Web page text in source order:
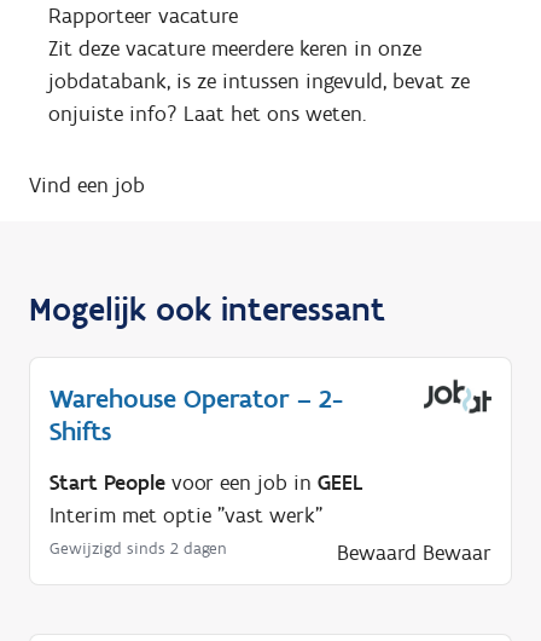
Rapporteer vacature
Zit deze vacature meerdere keren in onze
jobdatabank, is ze intussen ingevuld, bevat ze
onjuiste info? Laat het ons weten.
Vind een job
Mogelijk ook interessant
Warehouse Operator – 2-
Shifts
Start People voor een job in GEEL
Interim met optie "vast werk"
Gewijzigd sinds 2 dagen Bewaard Bewaar